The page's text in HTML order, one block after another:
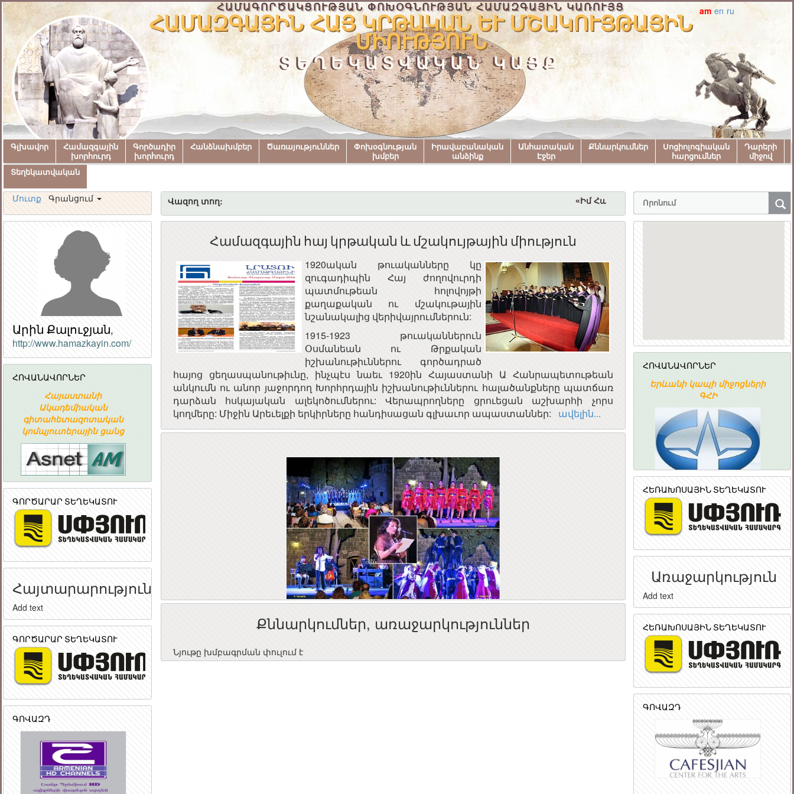
ՀԱՄԱԳՈՐԾԱԿՑՈՒԹՅԱՆ ՓՈԽՕԳՆՈՒԹՅԱՆ ՀԱՄԱԶԳԱՅԻՆ ԿԱՌՈՒՅՑ
ՀԱՄԱԶԳԱՅԻՆ ՀԱՅ ԿՐԹԱԿԱՆ ԵՒ ՄՇԱԿՈՒՅԹԱՅԻՆ Մ
ԻՈՒԹՅՈՒՆ
ՏԵՂԵԿԱՏՎԱԿԱՆ ԿԱՅՔ
am en ru
Գլխավոր
Համազգային
խորհուրդ
Գործադիր
խորհուրդ
Հանձնախմբեր Ծառայություններ
Փոխօգնության
խմբեր
Իրավաբանական
անձինք
Անհատական
Էջեր
Քննարկումներ
Սոցիոլոգիական
հարցումներ
Դարերի
միջով
Տեղեկատվական
Մուտք Գրանցում Վազող տող: «Իմ Հայաստան» համահայկական փառատոնին
Արին Քալուջյան,
http://www.hamazkayin.com/
ՀՈՎԱՆԱՎՈՐՆԵՐ
Հայաստանի
Ակադեմիական
գիտահետազոտական
կոմպյուտերային ցանց
«ԱՐՄԻՆԿՈ» ՀԱՅԿԱԿԱՆ
ՏԵՂԵԿԱՏՎԱԿԱՆ
ԸՆԿԵՐՈՒԹՅՈՒՆ
ՀԱՅԱՍՏԱՆԻ
ՀԱՆՐԱՊԵՏՈՒԹՅԱՆ
ՀԱՆՐԱՅԻՆ ԽՈՐՀՈՒՐԴ
Հայաստանի
Ակադեմիական
գիտահետազոտական
կոմպյուտերային ցանց
ԳՈՐԾԱՐԱՐ ՏԵՂԵԿԱՏՈՒ
Հայտարարություն
Add text
ԳՈՐԾԱՐԱՐ ՏԵՂԵԿԱՏՈՒ
ԳՈՎԱԶԴ
Համազգային հայ կրթական և մշակույթային միություն
1920ական թուականները կը
զուգադիպին Հայ ժողովուրդի
պատմութեան հոլովոյթի
քաղաքական ու մշակութային
նշանակալից վերիվայրումներուն:
1915-1923 թուականներուն
Օսմանեան ու Թրքական
իշխանութիւններու գործադրած
հայոց ցեղասպանութիւնը, ինչպէս նաեւ 1920ին Հայաստանի Ա Հանրապետութեան
անկումն ու անոր յաջորդող Խորհրդային իշխանութիւններու հալածանքները պատճառ
դարձան հսկայական ալեկոծումներու: Վերապրողները ցրուեցան աշխարհի չորս
կողմերը: Միջին Արեւելքի երկիրները հանդիսացան գլխաւոր ապաստաններ: ավելին...
Քննարկումներ, առաջարկություններ
Նյութը խմբագրման փուլում է
ՀՈՎԱՆԱՎՈՐՆԵՐ
ՀԱՅԱՍՏԱՆԻ
ՀԱՆՐԱՊԵՏՈՒԹՅԱՆ
ՀԱՆՐԱՅԻՆ ԽՈՐՀՈՒՐԴ
Երևանի կապի միջոցների
ԳՀԻ
ՀԱՅԱՍՏԱՆԻ
ՀԱՆՐԱՊԵՏՈՒԹՅԱՆ
ՀԱՆՐԱՅԻՆ ԽՈՐՀՈՒՐԴ
Երևանի կապի միջոցների
ԳՀԻ
ՀԵՌԱԽՈՍԱՅԻՆ ՏԵՂԵԿԱՏՈՒ
Առաջարկություն
Add text
ՀԵՌԱԽՈՍԱՅԻՆ ՏԵՂԵԿԱՏՈՒ
ԳՈՎԱԶԴ